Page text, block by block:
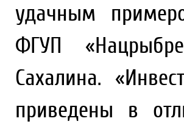
удачным
ФГУП
Сахалина.
приведены в